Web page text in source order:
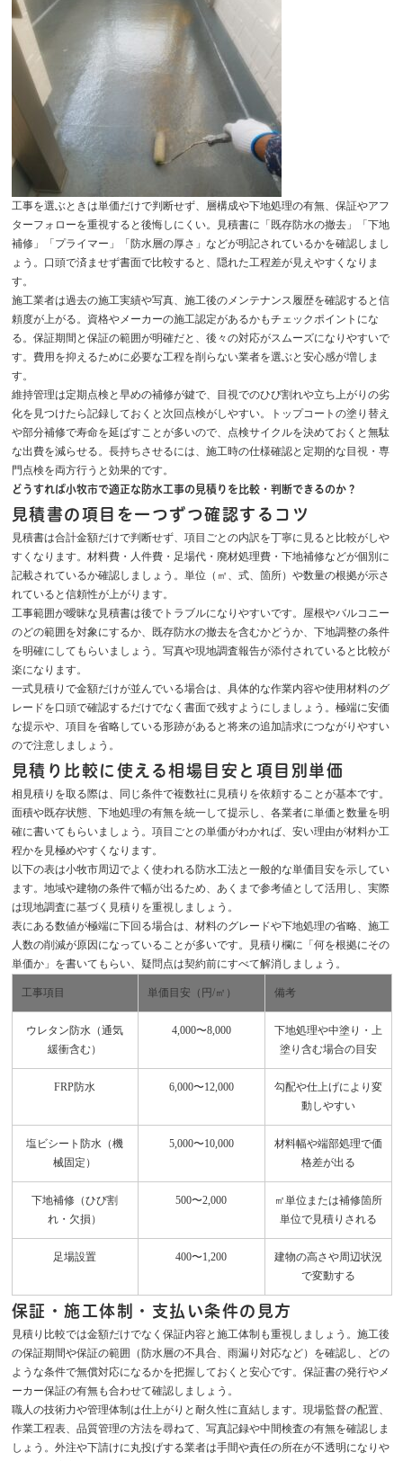
工事を選ぶときは単価だけで判断せず、層構成や下地処理の有無、保証やアフ
ターフォローを重視すると後悔しにくい。見積書に「既存防水の撤去」「下地
補修」「プライマー」「防水層の厚さ」などが明記されているかを確認しまし
ょう。口頭で済ませず書面で比較すると、隠れた工程差が見えやすくなりま
す。
施工業者は過去の施工実績や写真、施工後のメンテナンス履歴を確認すると信
頼度が上がる。資格やメーカーの施工認定があるかもチェックポイントにな
る。保証期間と保証の範囲が明確だと、後々の対応がスムーズになりやすいで
す。費用を抑えるために必要な工程を削らない業者を選ぶと安心感が増しま
す。
維持管理は定期点検と早めの補修が鍵で、目視でのひび割れや立ち上がりの劣
化を見つけたら記録しておくと次回点検がしやすい。トップコートの塗り替え
や部分補修で寿命を延ばすことが多いので、点検サイクルを決めておくと無駄
な出費を減らせる。長持ちさせるには、施工時の仕様確認と定期的な目視・専
門点検を両方行うと効果的です。
どうすれば小牧市で適正な防水工事の見積りを比較・判断できるのか？
見積書の項目を一つずつ確認するコツ
見積書は合計金額だけで判断せず、項目ごとの内訳を丁寧に見ると比較がしや
すくなります。材料費・人件費・足場代・廃材処理費・下地補修などが個別に
記載されているか確認しましょう。単位（㎡、式、箇所）や数量の根拠が示さ
れていると信頼性が上がります。
工事範囲が曖昧な見積書は後でトラブルになりやすいです。屋根やバルコニー
のどの範囲を対象にするか、既存防水の撤去を含むかどうか、下地調整の条件
を明確にしてもらいましょう。写真や現地調査報告が添付されていると比較が
楽になります。
一式見積りで金額だけが並んでいる場合は、具体的な作業内容や使用材料のグ
レードを口頭で確認するだけでなく書面で残すようにしましょう。極端に安価
な提示や、項目を省略している形跡があると将来の追加請求につながりやすい
ので注意しましょう。
見積り比較に使える相場目安と項目別単価
相見積りを取る際は、同じ条件で複数社に見積りを依頼することが基本です。
面積や既存状態、下地処理の有無を統一して提示し、各業者に単価と数量を明
確に書いてもらいましょう。項目ごとの単価がわかれば、安い理由が材料か工
程かを見極めやすくなります。
以下の表は小牧市周辺でよく使われる防水工法と一般的な単価目安を示してい
ます。地域や建物の条件で幅が出るため、あくまで参考値として活用し、実際
は現地調査に基づく見積りを重視しましょう。
表にある数値が極端に下回る場合は、材料のグレードや下地処理の省略、施工
人数の削減が原因になっていることが多いです。見積り欄に「何を根拠にその
単価か」を書いてもらい、疑問点は契約前にすべて解消しましょう。
工事項目 単価目安（円/㎡） 備考
ウレタン防水（通気
緩衝含む）
4,000〜8,000
下地処理や中塗り・上
塗り含む場合の目安
FRP防水 6,000〜12,000
勾配や仕上げにより変
動しやすい
塩ビシート防水（機
械固定）
5,000〜10,000
材料幅や端部処理で価
格差が出る
下地補修（ひび割
れ・欠損）
500〜2,000
㎡単位または補修箇所
単位で見積りされる
足場設置 400〜1,200
建物の高さや周辺状況
で変動する
保証・施工体制・支払い条件の見方
見積り比較では金額だけでなく保証内容と施工体制も重視しましょう。施工後
の保証期間や保証の範囲（防水層の不具合、雨漏り対応など）を確認し、どの
ような条件で無償対応になるかを把握しておくと安心です。保証書の発行やメ
ーカー保証の有無も合わせて確認しましょう。
職人の技術力や管理体制は仕上がりと耐久性に直結します。現場監督の配置、
作業工程表、品質管理の方法を尋ねて、写真記録や中間検査の有無を確認しま
しょう。外注や下請けに丸投げする業者は手間や責任の所在が不透明になりや